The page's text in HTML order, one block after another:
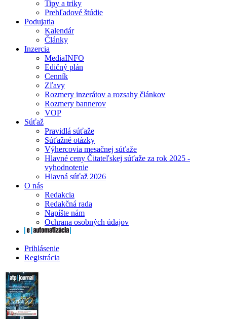
Tipy a triky
Prehľadové štúdie
Podujatia
Kalendár
Články
Inzercia
MediaINFO
Edičný plán
Cenník
Zľavy
Rozmery inzerátov a rozsahy článkov
Rozmery bannerov
VOP
Súťaž
Pravidlá súťaže
Súťažné otázky
Výhercovia mesačnej súťaže
Hlavné ceny Čitateľskej súťaže za rok 2025 -
vyhodnotenie
Hlavná súťaž 2026
O nás
Redakcia
Redakčná rada
Napíšte nám
Ochrana osobných údajov
Prihlásenie
Registrácia